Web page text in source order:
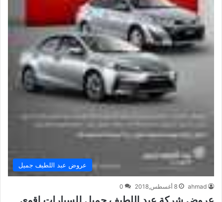
عروض عبد اللطيف جميل
ahmad 8 أغسطس,2018 0